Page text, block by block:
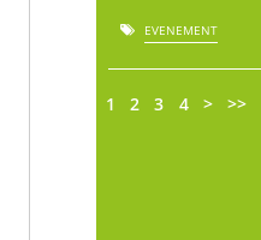
EVENEMENT
1 2 3 4 > >>